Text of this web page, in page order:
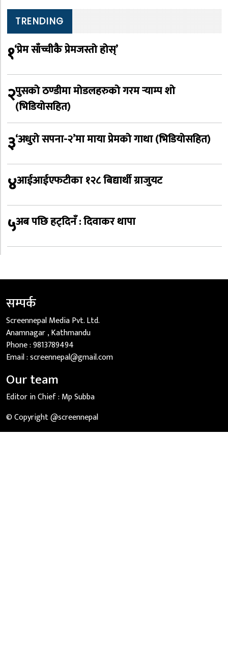
TRENDING
१‘प्रेम साँच्चीकै प्रेमजस्तो होस्’
२पुसको ठण्डीमा मोडलहरुको गरम र्‍याम्प शो
(भिडियोसहित)
३‘अधुरो सपना-२’मा माया प्रेमको गाथा (भिडियोसहित)
४आईआईएफटीका १२८ बिद्यार्थी ग्राजुयट
५अब पछि हट्दिनँ : दिवाकर थापा
सम्पर्क
Screennepal Media Pvt. Ltd.
Anamnagar , Kathmandu
Phone :9813789494
Email :screennepal@gmail.com
Our team
Editor in Chief : Mp Subba
© Copyright @screennepal